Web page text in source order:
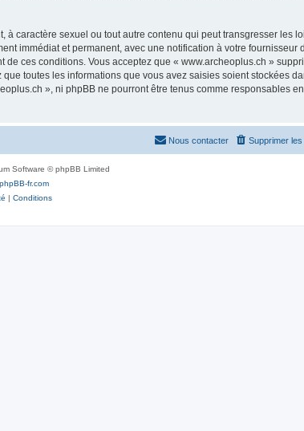
caractère sexuel ou tout autre contenu qui peut transgresser les
immédiat et permanent, avec une notification à votre fournisseur
ces conditions. Vous acceptez que « www.archeoplus.ch »
toutes les informations que vous avez saisies soient stockées
», ni phpBB ne pourront être tenus comme responsables
Supprimer
Nous contacter
Software © phpBB Limited
phpBB-fr.com
| Conditions